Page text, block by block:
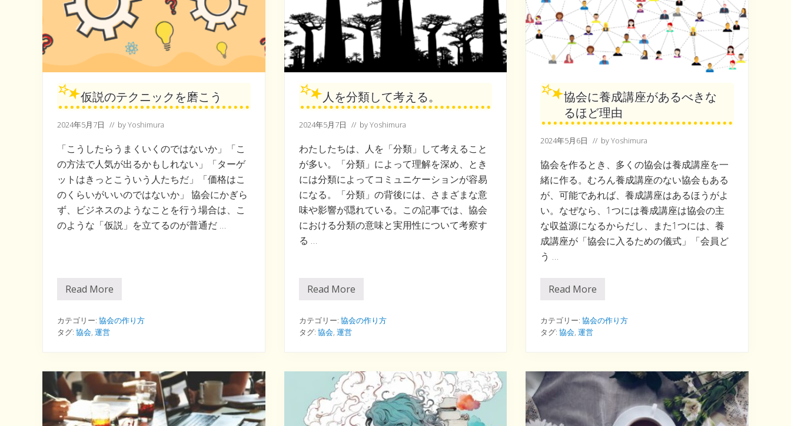
仮説のテクニックを磨こう
2024年5月7日 // byYoshimura
「こうしたらうまくいくのではないか」「こ
の方法で人気が出るかもしれない」「ターゲ
ットはきっとこういう人たちだ」「価格はこ
のくらいがいいのではないか」 協会にかぎら
ず、ビジネスのようなことを行う場合は、こ
のような「仮説」を立てるのが普通だ …
仮
テ
ク
ニ
を
磨
う
Read More
カテゴリー: 協会の作り方
タグ: 協会, 運営
人を分類して考える。
2024年5月7日 // byYoshimura
わたしたちは、人を「分類」して考えること
が多い。「分類」によって理解を深め、とき
には分類によってコミュニケーションが容易
になる。「分類」の背後には、さまざまな意
味や影響が隠れている。この記事では、協会
における分類の意味と実用性について考察す
る …
人
類
し
て
る
。
Read More
カテゴリー: 協会の作り方
タグ: 協会, 運営
協会に養成講座があるべきな
るほど理由
2024年5月6日 // byYoshimura
協会を作るとき、多くの協会は養成講座を一
緒に作る。むろん養成講座のない協会もある
が、可能であれば、養成講座はあるほうがよ
い。なぜなら、1つには養成講座は協会の主
な収益源になるからだし、また1つには、養
成講座が「協会に入るための儀式」「会員ど
う …
協
養
成
講
あ
る
べ
る
Read More
カテゴリー:協会の作り方
タグ:協会,運営